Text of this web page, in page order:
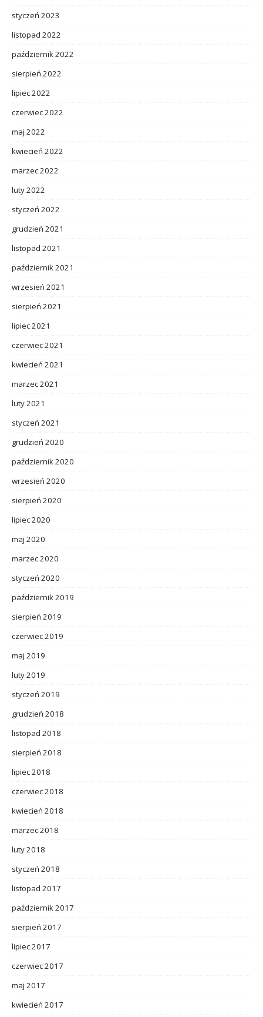
styczeń 2023
listopad 2022
październik 2022
sierpień 2022
lipiec 2022
czerwiec 2022
maj 2022
kwiecień 2022
marzec 2022
luty 2022
styczeń 2022
grudzień 2021
listopad 2021
październik 2021
wrzesień 2021
sierpień 2021
lipiec 2021
czerwiec 2021
kwiecień 2021
marzec 2021
luty 2021
styczeń 2021
grudzień 2020
październik 2020
wrzesień 2020
sierpień 2020
lipiec 2020
maj 2020
marzec 2020
styczeń 2020
październik 2019
sierpień 2019
czerwiec 2019
maj 2019
luty 2019
styczeń 2019
grudzień 2018
listopad 2018
sierpień 2018
lipiec 2018
czerwiec 2018
kwiecień 2018
marzec 2018
luty 2018
styczeń 2018
listopad 2017
październik 2017
sierpień 2017
lipiec 2017
czerwiec 2017
maj 2017
kwiecień 2017